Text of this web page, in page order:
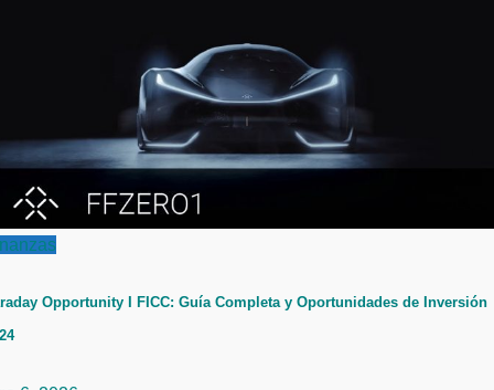
Opportunity I FICC: Guía Completa y Oportunidades de Inversión